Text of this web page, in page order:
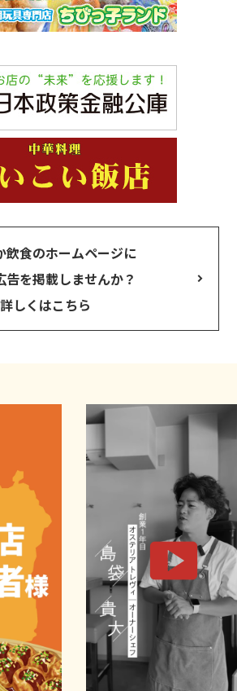
飲食のホームページに
告を掲載しませんか？
詳しくはこちら